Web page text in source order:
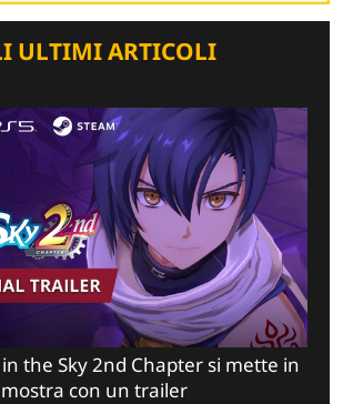
ULTIMI ARTICOLI
the Sky 2nd Chapter si mette in
mostra con un trailer